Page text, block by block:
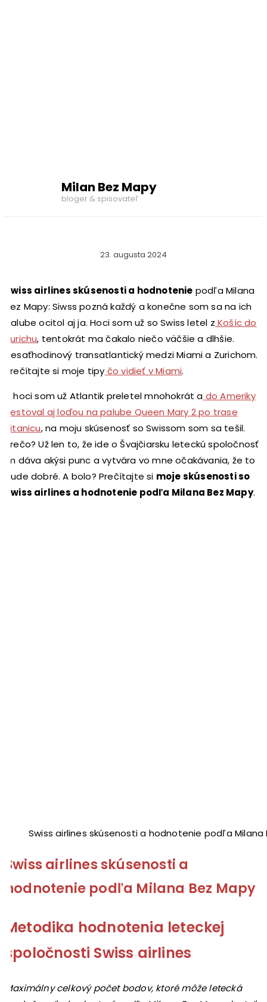
Milan Bez Mapy
bloger & spisovateľ
23. augusta 2024
Swiss airlines skúsenosti a hodnotenie podľa Milana
Bez Mapy: Siwss pozná každý a konečne som sa na ich
palube ocitol aj ja. Hoci som už so Swiss letel z Košíc do
Zurichu, tentokrát ma čakalo niečo väčšie a dlhšie.
Desaťhodinový transatlantický medzi Miami a Zurichom.
Prečítajte si moje tipy čo vidieť v Miami.
A hoci som už Atlantik preletel mnohokrát a do Ameriky
cestoval aj loďou na palube Queen Mary 2 po trase
Titanicu, na moju skúsenosť so Swissom som sa tešil.
Prečo? Už len to, že ide o Švajčiarsku leteckú spoločnosť
im dáva akýsi punc a vytvára vo mne očakávania, že to
bude dobré. A bolo? Prečítajte si moje skúsenosti so
Swiss airlines a hodnotenie podľa Milana Bez Mapy.
Swiss airlines skúsenosti a hodnotenie podľa Milana
Swiss airlines skúsenosti a
hodnotenie podľa Milana Bez Mapy
Metodika hodnotenia leteckej
spoločnosti Swiss airlines
Maximálny celkový počet bodov, ktoré môže letecká